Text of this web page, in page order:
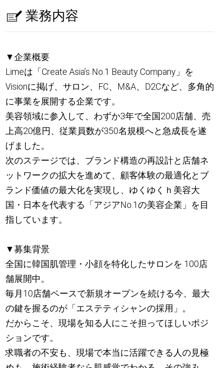
業務内容
▼企業概要
Limeは「Create Asia’s No.1 Beauty Company」を
Visionに掲げ、サロン、FC、M&A、D2Cなど、多角的
に事業を展開する企業です。
美容領域に参入して、わずか3年で全国200店舗、売
上高20億円、従業員数が350名規模へと急成長を遂
げました。
次のステージでは、ブランド構造の再設計と店舗ネ
ットワークの拡大を進めて、顧客体験の最適化とブ
ランド価値の最大化を実現し、ゆくゆくｈ美容大
国・日本を代表する「アジアNo.1の美容企業」を目
指しています。
▼募集背景
全国に韓国肌管理・小顔を特化したサロンを 100店
舗展開中。
毎月10店舗ペースで新規オープンを続ける今、最大
の鍵を握るのが「エステティシャンの採用」。
だからこそ、現場を知る人にこそ担ってほしいポジ
ションです。
求職者の不安も、現場で本当に活躍できる人の見極